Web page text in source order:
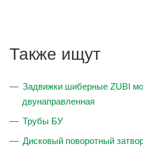
Также ищут
Задвижки шиберные ZUBI
двунаправленная
Трубы БУ
Дисковый поворотный